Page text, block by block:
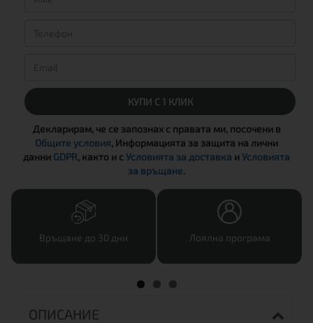
КУПИ С 1 КЛИК
Декларирам, че се запознах с правата ми, посочени в
Общите условия, Информацията за защита на лични
данни GDPR, както и сУсловията за доставка иУсловията
за връщане.
Връщане до 30 дни Лоялна програма
ОПИСАНИЕ